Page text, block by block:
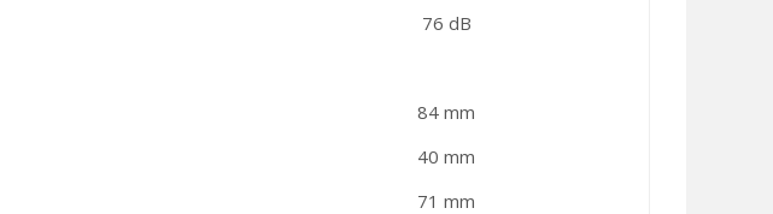
76 dB
84 mm
40 mm
71 mm